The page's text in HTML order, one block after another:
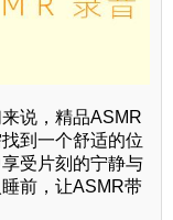
说，精品ASMR
到一个舒适的位
受片刻的宁静与
前，让ASMR带